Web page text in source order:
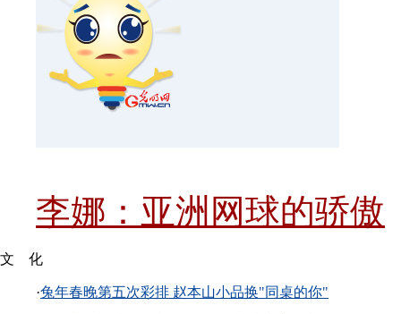
李娜：亚洲网球的骄傲
文 化
·兔年春晚第五次彩排 赵本山小品换"同桌的你"